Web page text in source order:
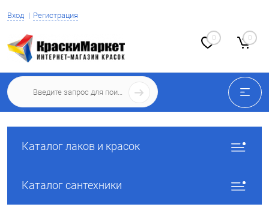
Вход Регистрация
0 0
Каталог лаков и красок
Каталог сантехники